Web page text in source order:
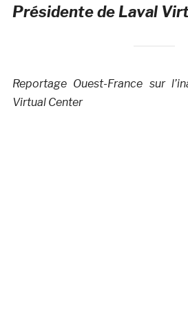
Présidente de Laval
Reportage Ouest-France sur
Virtual Center